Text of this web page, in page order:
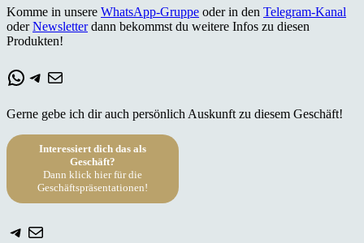
Komme in unsere WhatsApp-Gruppe oder in den Telegram-Kanal
oderNewsletterdann bekommst du weitere Infos zu diesen
Produkten!
WhatsApp
Telegram
E-Mail
Gerne gebe ich dir auch persönlich Auskunft zu diesem Geschäft!
Interessiert dich das als
Geschäft?
Dann klick hier für die
Geschäftspräsentationen!
Telegram
E-Mail